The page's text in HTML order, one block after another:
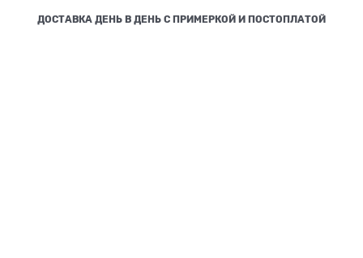
ДОСТАВКА ДЕНЬ В ДЕНЬ С ПРИМЕРКОЙ И ПОСТОПЛАТОЙ